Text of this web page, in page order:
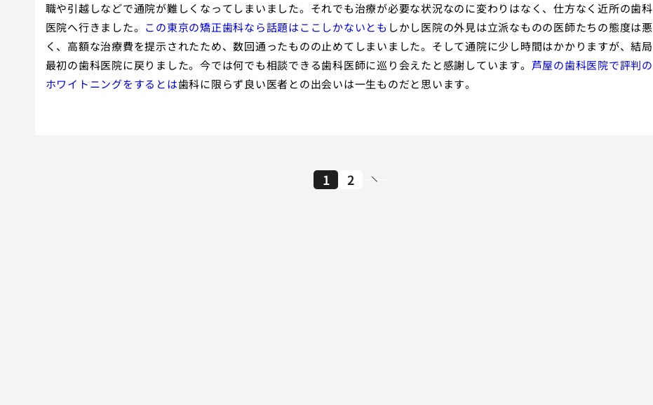
職や引越しなどで通院が難しくなってしまいました。それでも治療が必要な状況なのに変わりはなく、仕方なく近所の歯科
医院へ行きました。 この東京の矯正歯科なら話題はここしかないとも しかし医院の外見は立派なものの医師たちの態度は悪
く、高額な治療費を提示されたため、数回通ったものの止めてしまいました。そして通院に少し時間はかかりますが、結局
最初の歯科医院に戻りました。今では何でも相談できる歯科医師に巡り会えたと感謝しています。 芦屋の歯科医院で評判の
ホワイトニングをするとは歯科に限らず良い医者との出会いは一生ものだと思います。
1 2